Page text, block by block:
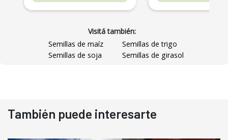
Visitá también:
Semillas de maíz
Semillas de trigo
Semillas de soja
Semillas de girasol
También puede interesarte